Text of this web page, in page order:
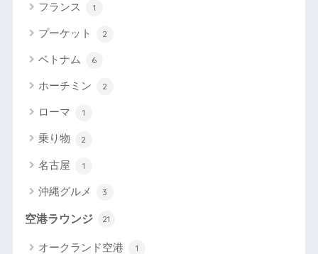
フランス 1
プーケット 2
ベトナム 6
ホーチミン 2
ローマ 1
乗り物 2
名古屋 1
沖縄グルメ 3
空港ラウンジ 21
オークランド空港 1